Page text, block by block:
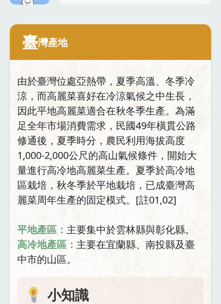
臺灣產地
由於臺灣位處亞熱帶，夏季高溫、冬季冷
涼，而高麗菜喜好在冷涼氣候之中生長，
因此平地高麗菜適合在秋冬季生產。為滿
足全年市場消費需求，民國49年橫貫公路
修通後，夏季時分，農民利用海拔高度
1,000-2,000公尺的高山氣候條件，開始大
量進行高冷地高麗菜生產。夏季於高冷地
區栽培，秋冬季於平地栽培，已成臺灣高
麗菜周年生產的固定模式。[註01,02]
平地產區： 主要集中於雲林縣與彰化縣。
高冷地產區： 主要在宜蘭縣、南投縣及臺
中市的山區。
小知識